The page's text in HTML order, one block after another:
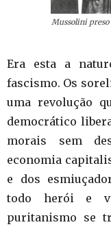
Mussolini preso
Era esta a
fascismo. Os
uma revolução
democrático
morais sem
economia
e dos
todo herói e
puritanismo se